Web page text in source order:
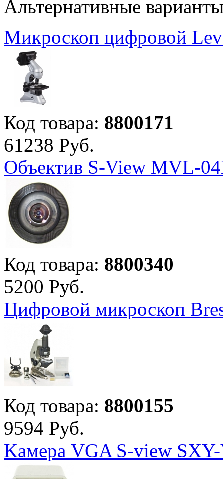
Альтернативные варианты
Микроскоп цифровой
Код товара: 8800171
61238 Руб.
Объектив S-View MVL-
Код товара: 8800340
5200 Руб.
Цифровой микроскоп
Код товара: 8800155
9594 Руб.
Kамера VGA S-view